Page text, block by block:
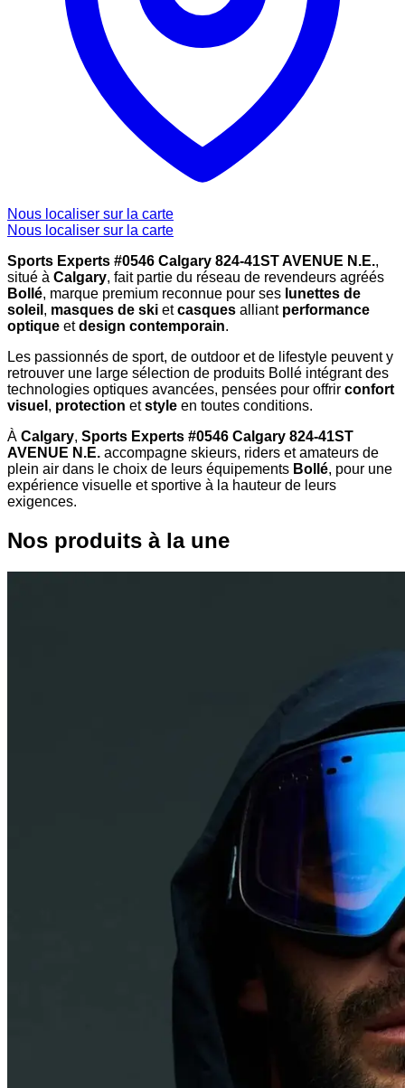
Nous localiser sur la carte
Nous localiser sur la carte
Sports Experts #0546 Calgary 824-41ST AVENUE N.E.,
situé à Calgary, fait partie du réseau de revendeurs agréés
Bollé, marque premium reconnue pour ses lunettes de
soleil , masques de ski etcasques alliant performance
optique etdesign contemporain.
Les passionnés de sport, de outdoor et de lifestyle peuvent y
retrouver une large sélection de produits Bollé intégrant des
technologies optiques avancées, pensées pour offrir confort
visuel , protection etstyle en toutes conditions.
À Calgary, Sports Experts #0546 Calgary 824-41ST
AVENUE N.E. accompagne skieurs, riders et amateurs de
plein air dans le choix de leurs équipements Bollé, pour une
expérience visuelle et sportive à la hauteur de leurs
exigences.
Nos produits à la une